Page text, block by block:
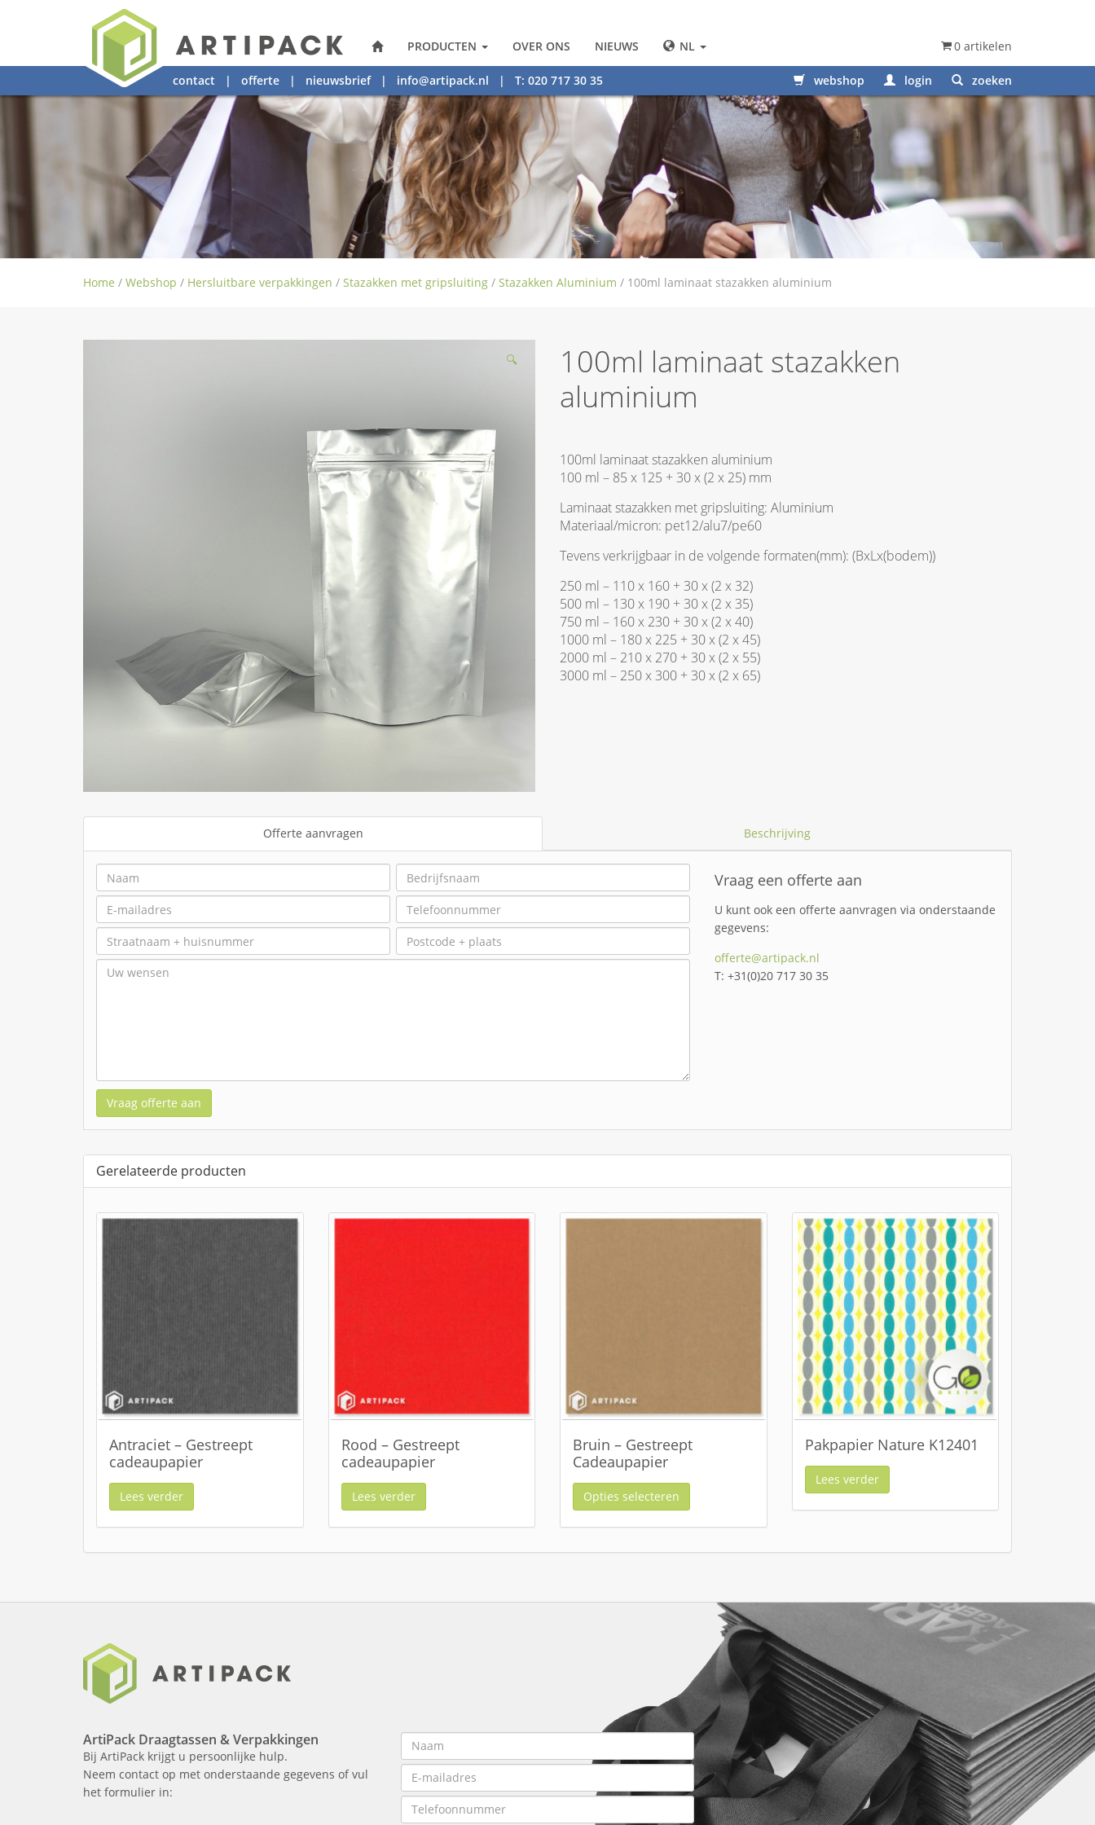
PRODUCTEN OVER ONS NIEUWS NL 0 artikelen
contact | offerte | nieuwsbrief| info@artipack.nl | T: 020 717 30 35 webshop login zoeken
Home / Webshop / Hersluitbare verpakkingen / Stazakken met gripsluiting / Stazakken Aluminium / 100ml laminaat stazakken aluminium
🔍
100ml laminaat stazakken
aluminium
100ml laminaat stazakken aluminium
100 ml – 85 x 125 + 30 x (2 x 25) mm
Laminaat stazakken met gripsluiting: Aluminium
Materiaal/micron: pet12/alu7/pe60
Tevens verkrijgbaar in de volgende formaten(mm): (BxLx(bodem))
250 ml – 110 x 160 + 30 x (2 x 32)
500 ml – 130 x 190 + 30 x (2 x 35)
750 ml – 160 x 230 + 30 x (2 x 40)
1000 ml – 180 x 225 + 30 x (2 x 45)
2000 ml – 210 x 270 + 30 x (2 x 55)
3000 ml – 250 x 300 + 30 x (2 x 65)
Offerte aanvragen Beschrijving
Vraag offerte aan
Vraag een offerte aan
U kunt ook een offerte aanvragen via onderstaande
gegevens:
offerte@artipack.nl
T: +31(0)20 717 30 35
Gerelateerde producten
Antraciet – Gestreept
cadeaupapier
Lees verder
Rood – Gestreept
cadeaupapier
Lees verder
Bruin – Gestreept
Cadeaupapier
Opties selecteren
Pakpapier Nature K12401
Lees verder
ArtiPack Draagtassen & Verpakkingen
Bij ArtiPack krijgt u persoonlijke hulp.
Neem contact op met onderstaande gegevens of vul
het formulier in: